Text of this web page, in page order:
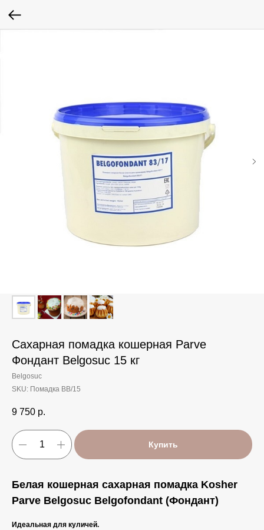
Сахарная помадка кошерная Parve
Фондант Belgosuc 15 кг
Belgosuc
SKU: Помадка BB/15
9 750 р.
Купить
Белая кошерная сахарная помадка Kosher
Parve Belgosuc Belgofondant (Фондант)
Идеальная для куличей.